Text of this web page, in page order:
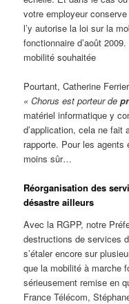
votre employeur
l’y autorise la loi sur la
fonctionnaire d’août
mobilité souhaitée
Pourtant, Catherine
« Chorus est porteur de
matériel informatique y
d’application, cela ne fait
rapporte. Pour les
moins sûr…
Réorganisation des
désastre ailleurs
Avec la RGPP, notre
destructions de services
s’étaler encore sur
que la mobilité à marche
sérieusement remise en
France Télécom,